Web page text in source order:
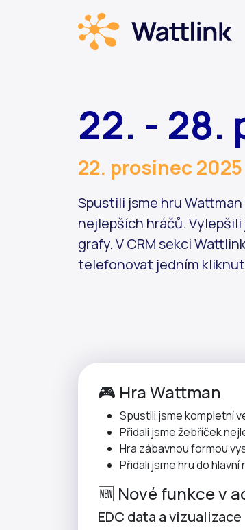
22. - 28.
22. prosinec
Spustili jsme hru
nejlepších hráčů.
grafy. V CRM sekci
telefonovat jedním
🎮 Hra Wattman
Spustili jsme kompletní
Přidali jsme žebříček
Hra zábavnou formou
Přidali jsme hru do
🆕 Nové funkce v
EDC data a vizualizace